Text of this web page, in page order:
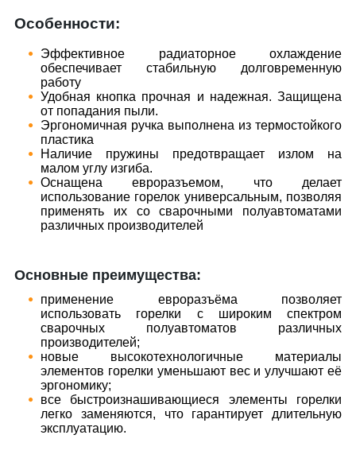
Особенности:
Эффективное радиаторное охлаждение
обеспечивает стабильную долговременную
работу
Удобная кнопка прочная и надежная. Защищена
от попадания пыли.
Эргономичная ручка выполнена из термостойкого
пластика
Наличие пружины предотвращает излом на
малом углу изгиба.
Оснащена евроразъемом, что делает
использование горелок универсальным, позволяя
применять их со сварочными полуавтоматами
различных производителей
Основные преимущества:
применение евроразъёма позволяет
использовать горелки с широким спектром
сварочных полуавтоматов различных
производителей;
новые высокотехнологичные материалы
элементов горелки уменьшают вес и улучшают её
эргономику;
все быстроизнашивающиеся элементы горелки
легко заменяются, что гарантирует длительную
эксплуатацию.